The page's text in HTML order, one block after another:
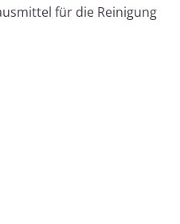
für die Reinigung